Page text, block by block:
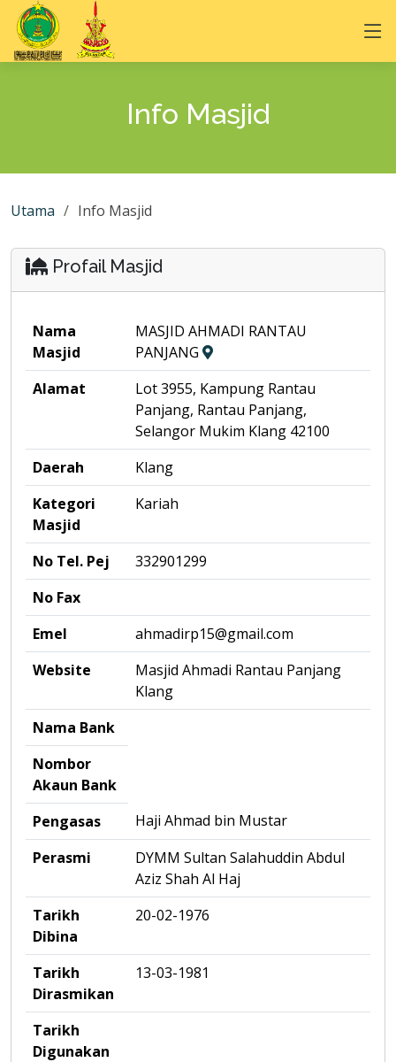
Info Masjid
Utama Info Masjid
Profail Masjid
Nama
Masjid
MASJID AHMADI RANTAU
PANJANG
Alamat
Lot 3955, Kampung Rantau
Panjang, Rantau Panjang,
Selangor Mukim Klang 42100
Daerah
Klang
Kategori
Masjid
Kariah
No Tel. Pej
332901299
No Fax
Emel
ahmadirp15@gmail.com
Website
Masjid Ahmadi Rantau Panjang
Klang
Nama Bank
Nombor
Akaun Bank
Pengasas
Haji Ahmad bin Mustar
Perasmi
DYMM Sultan Salahuddin Abdul
Aziz Shah Al Haj
Tarikh
Dibina
20-02-1976
Tarikh
Dirasmikan
13-03-1981
Tarikh
Digunakan